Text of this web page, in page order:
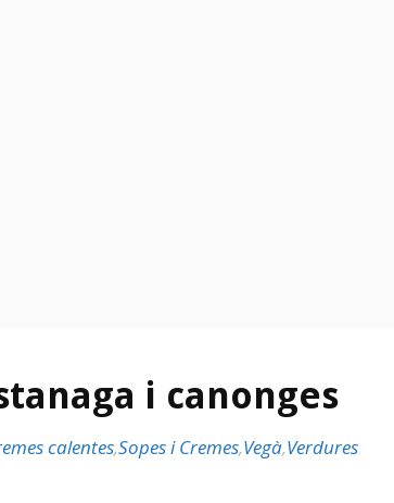
i canonges
calentes,Sopes i Cremes,Vegà,Verdures